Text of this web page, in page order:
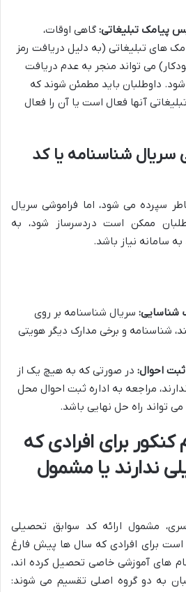
پیامک تبلیغاتی: گاهی اوقات،
های تبلیغاتی (به دلیل دریافت رمز
می تواند منجر به عدم دریافت
داوطلبان باید مطمئن شوند که
آنها فعال است یا آن را فعال
سریال شناسنامه یا کد
سپرده می شود، اما فراموشی سریال
ممکن است دردسرساز شود، به
سامانه نیاز باشد.
شناسایی: سریال شناسنامه بر روی
شناسنامه و برخی مدارک دیگر هویتی
ثبت احوال: در صورتی که به هیچ یک از
مراجعه به اداره ثبت احوال محل
تواند راه حل نهایی باشد.
برای افرادی که
ندارند یا مشمول
مشمول ارائه کد سوابق تحصیلی
برای افرادی که سال ها پیش فارغ
های آموزشی خاصی تحصیل کرده اند،
به دو گروه اصلی تقسیم می شوند: